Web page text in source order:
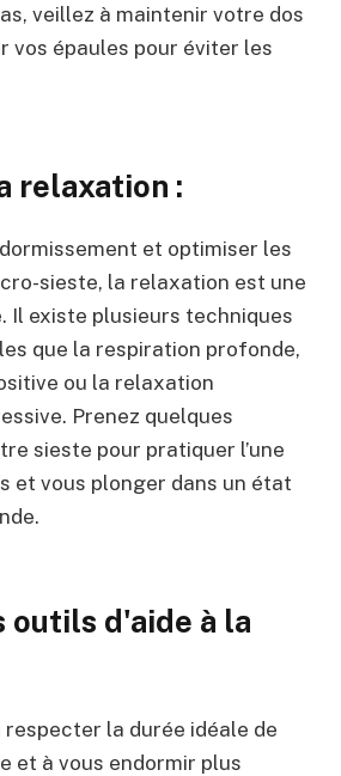
veillez à maintenir votre dos
vos épaules pour éviter les
relaxation :
et optimiser les
sieste, la relaxation est une
Il existe plusieurs techniques
que la respiration profonde,
ou la relaxation
Prenez quelques
sieste pour pratiquer l’une
et vous plonger dans un état
outils d'aide à la
respecter la durée idéale de
et à vous endormir plus